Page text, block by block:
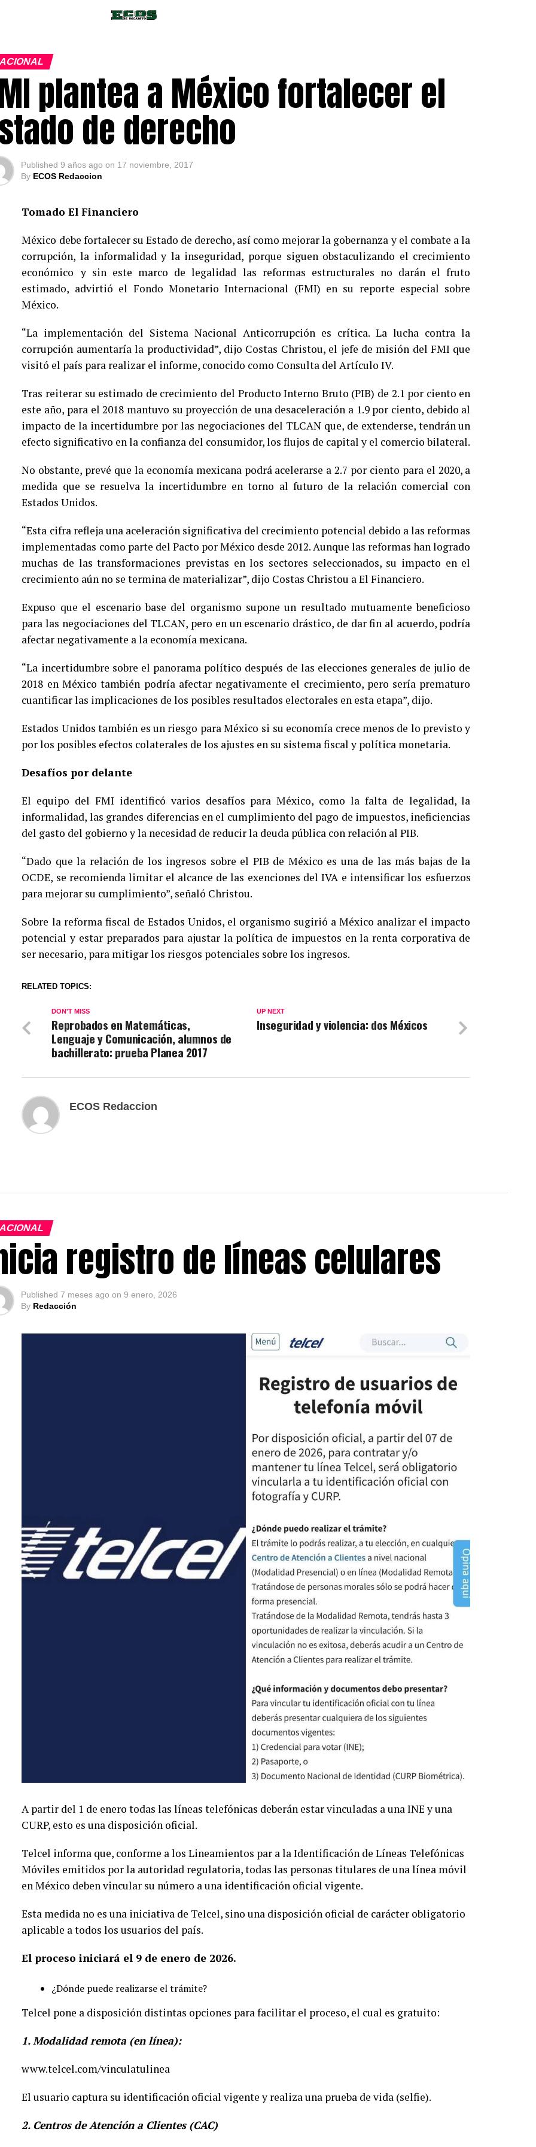
plantea a México fortalecer el
de derecho
Published 9 años ago on 17 noviembre, 2017
By ECOS Redaccion
Tomado El Financiero
México debe fortalecer su Estado de derecho, así como mejorar la gobernanza y el combate a la
corrupción, la informalidad y la inseguridad, porque siguen obstaculizando el crecimiento
económico y sin este marco de legalidad las reformas estructurales no darán el fruto
estimado, advirtió el Fondo Monetario Internacional (FMI) en su reporte especial sobre
México.
“La implementación del Sistema Nacional Anticorrupción es crítica. La lucha contra la
corrupción aumentaría la productividad”, dijo Costas Christou, el jefe de misión del FMI que
visitó el país para realizar el informe, conocido como Consulta del Artículo IV.
Tras reiterar su estimado de crecimiento del Producto Interno Bruto (PIB) de 2.1 por ciento en
este año, para el 2018 mantuvo su proyección de una desaceleración a 1.9 por ciento, debido al
impacto de la incertidumbre por las negociaciones del TLCAN que, de extenderse, tendrán un
efecto significativo en la confianza del consumidor, los flujos de capital y el comercio bilateral.
No obstante, prevé que la economía mexicana podrá acelerarse a 2.7 por ciento para el 2020, a
medida que se resuelva la incertidumbre en torno al futuro de la relación comercial con
Estados Unidos.
“Esta cifra refleja una aceleración significativa del crecimiento potencial debido a las reformas
implementadas como parte del Pacto por México desde 2012. Aunque las reformas han logrado
muchas de las transformaciones previstas en los sectores seleccionados, su impacto en el
crecimiento aún no se termina de materializar”, dijo Costas Christou a El Financiero.
Expuso que el escenario base del organismo supone un resultado mutuamente beneficioso
para las negociaciones del TLCAN, pero en un escenario drástico, de dar fin al acuerdo, podría
afectar negativamente a la economía mexicana.
“La incertidumbre sobre el panorama político después de las elecciones generales de julio de
2018 en México también podría afectar negativamente el crecimiento, pero sería prematuro
cuantificar las implicaciones de los posibles resultados electorales en esta etapa”, dijo.
Estados Unidos también es un riesgo para México si su economía crece menos de lo previsto y
por los posibles efectos colaterales de los ajustes en su sistema fiscal y política monetaria.
Desafíos por delante
El equipo del FMI identificó varios desafíos para México, como la falta de legalidad, la
informalidad, las grandes diferencias en el cumplimiento del pago de impuestos, ineficiencias
del gasto del gobierno y la necesidad de reducir la deuda pública con relación al PIB.
“Dado que la relación de los ingresos sobre el PIB de México es una de las más bajas de la
OCDE, se recomienda limitar el alcance de las exenciones del IVA e intensificar los esfuerzos
para mejorar su cumplimiento”, señaló Christou.
Sobre la reforma fiscal de Estados Unidos, el organismo sugirió a México analizar el impacto
potencial y estar preparados para ajustar la política de impuestos en la renta corporativa de
ser necesario, para mitigar los riesgos potenciales sobre los ingresos.
RELATED TOPICS:
UP NEXT
Inseguridad y violencia: dos Méxicos
DON'T MISS
Reprobados en Matemáticas,
Lenguaje y Comunicación, alumnos de
bachillerato: prueba Planea 2017
ECOS Redaccion
registro de líneas celulares
Published 7 meses ago on 9 enero, 2026
By Redacción
A partir del 1 de enero todas las líneas telefónicas deberán estar vinculadas a una INE y una
CURP, esto es una disposición oficial.
Telcel informa que, conforme a los Lineamientos par a la Identificación de Líneas Telefónicas
Móviles emitidos por la autoridad regulatoria, todas las personas titulares de una línea móvil
en México deben vincular su número a una identificación oficial vigente.
Esta medida no es una iniciativa de Telcel, sino una disposición oficial de carácter obligatorio
aplicable a todos los usuarios del país.
El proceso iniciará el 9 de enero de 2026.
¿Dónde puede realizarse el trámite?
Telcel pone a disposición distintas opciones para facilitar el proceso, el cual es gratuito:
1. Modalidad remota (en línea):
www.telcel.com/vinculatulinea
El usuario captura su identificación oficial vigente y realiza una prueba de vida (selfie).
2. Centros de Atención a Clientes (CAC)